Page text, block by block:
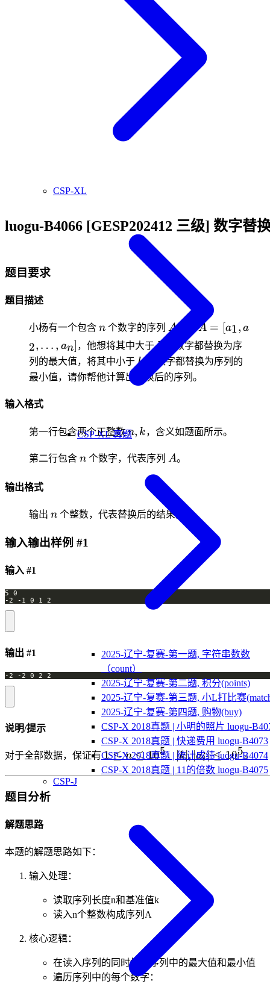
CSP-XL
CSP-XL 真题
2025-辽宁-复赛-第一题, 字符串数数
（count）
2025-辽宁-复赛-第二题, 积分(points)
2025-辽宁-复赛-第三题, 小L打比赛
2025-辽宁-复赛-第四题, 购物(buy)
CSP-X 2018真题 | 小明的照片 luogu-
CSP-X 2018真题 | 快递费用 luogu-B4073
CSP-X 2018真题 | 统计成绩 luogu-B4074
CSP-X 2018真题 | 11的倍数 luogu-B4075
CSP-J
luogu-B4066 [GESP202412 三级] 数字替
题目要求
题目描述
小杨有一个包含 n
n 个数字的序列 A
A，即A=
A = [a1, a
2, … , an] ，他想将其中大于k
k
的数字都替换为序
列的最大值，将其中小于k
k的数字都替换为序列的
最小值，请你帮他计算出替换后的序列。
输入格式
第一行包含两个正整数n,k
n, k，含义如题面所示。
第二行包含 n
n 个数字，代表序列 A
A。
输出格式
输出 n
n 个整数，代表替换后的结果。
输入输出样例 #1
输入 #1
输出 #1
说明/提示
对于全部数据，保证有1\le
n\le
1 ≤ n ≤ 105， |k|,|a_i|\le
10^5
∣k∣,∣ai∣ ≤ 105。
题目分析
解题思路
本题的解题思路如下：
输入处理：
读取序列长度n和基准值k
读入n个整数构成序列A
核心逻辑：
在读入序列的同时找出序列中的最大值和最小值
遍历序列中的每个数字：